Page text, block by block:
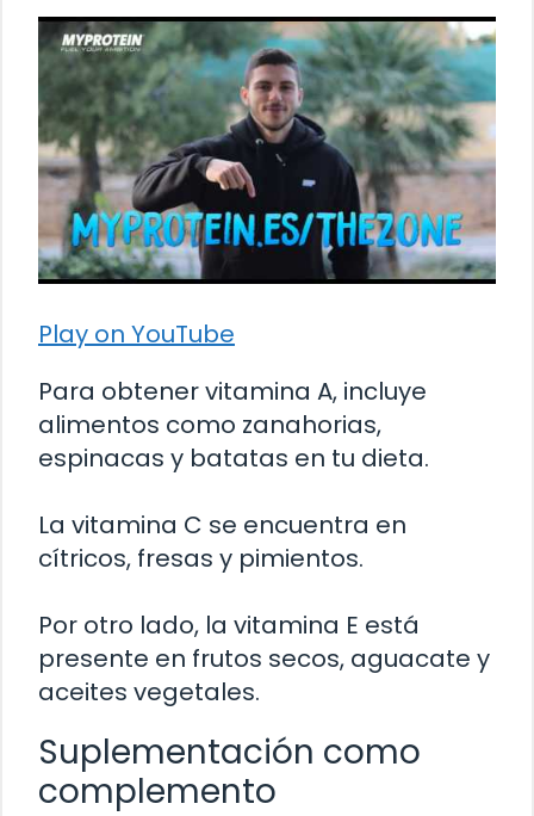
Play on YouTube
Para obtener vitamina A, incluye
alimentos como zanahorias,
espinacas y batatas en tu dieta.
La vitamina C se encuentra en
cítricos, fresas y pimientos.
Por otro lado, la vitamina E está
presente en frutos secos, aguacate y
aceites vegetales.
Suplementación como
complemento